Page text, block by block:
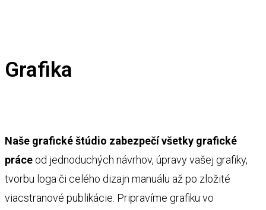
Grafika
Naše grafické štúdio zabezpečí všetky grafické
práce od jednoduchých návrhov, úpravy vašej grafiky,
tvorbu loga či celého dizajn manuálu až po zložité
viacstranové publikácie. Pripravíme grafiku vo